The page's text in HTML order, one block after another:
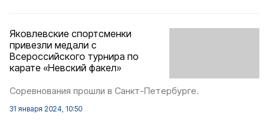
Яковлевские спортсменки
привезли медали с
Всероссийского турнира по
карате «Невский факел»
Соревнования прошли в Санкт-Петербурге.
31 января 2024, 10:50